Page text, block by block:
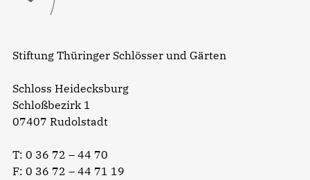
Stiftung Thüringer Schlösser und Gärten
Schloss Heidecksburg
Schloßbezirk 1
07407 Rudolstadt
T: 0 36 72 – 44 70
F: 0 36 72 – 44 71 19